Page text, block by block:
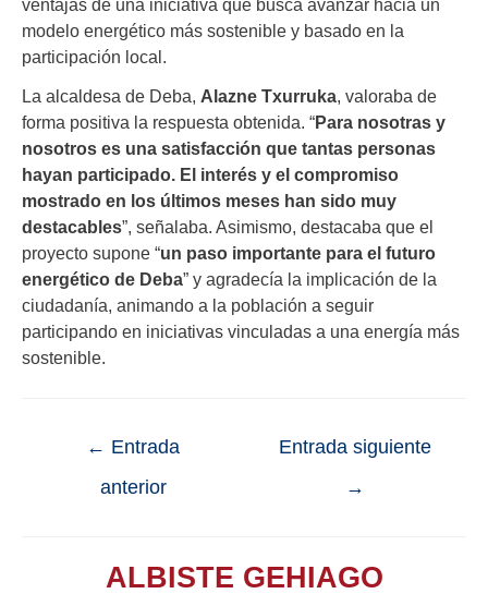
ventajas de una iniciativa que busca avanzar hacia un
modelo energético más sostenible y basado en la
participación local.
La alcaldesa de Deba, Alazne Txurruka, valoraba de
forma positiva la respuesta obtenida. “Para nosotras y
nosotros es una satisfacción que tantas personas
hayan participado. El interés y el compromiso
mostrado en los últimos meses han sido muy
destacables”, señalaba. Asimismo, destacaba que el
proyecto supone “un paso importante para el futuro
energético de Deba” y agradecía la implicación de la
ciudadanía, animando a la población a seguir
participando en iniciativas vinculadas a una energía más
sostenible.
← Entrada
anterior
Entrada siguiente
→
ALBISTE GEHIAGO